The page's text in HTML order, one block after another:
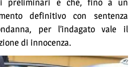
definitivo con sentenza
per l’indagato vale il
di innocenza.